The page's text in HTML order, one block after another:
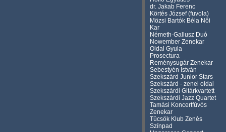
dr. Jakab Ferenc
Körtés József (fuvola)
Mözsi Bartók Béla Női
Kar
Németh-Gallusz Duó
Nowember Zenekar
Oldal Gyula
Prosectura
Reménysugár Zenekar
Sebestyén István
Szekszárd Junior Stars
Szekszárd - zenei oldal
Szekszárdi Gitárkvartett
Szekszárdi Jazz Quartet
Tamási Koncertfúvós
Zenekar
Tücsök Klub Zenés
Színpad